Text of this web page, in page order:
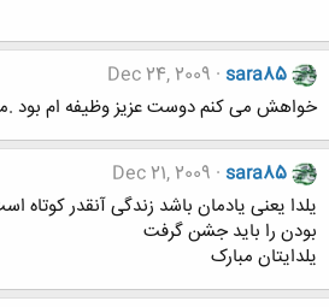
sara85
Dec 24, 2009
خواهش می کنم دوست عزیز وظیفه ام بود
sara85
Dec 21, 2009
یلدا یعنی یادمان باشد زندگی آنقدر کوتاه
بودن را باید جشن گرفت
یلدایتان مبارک